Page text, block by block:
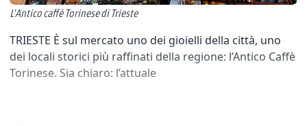
L'Antico caffè Torinese di Trieste
TRIESTE È sul mercato uno dei gioielli della città, uno
dei locali storici più raffinati della regione: l’Antico Caffè
Torinese. Sia chiaro: l’attuale